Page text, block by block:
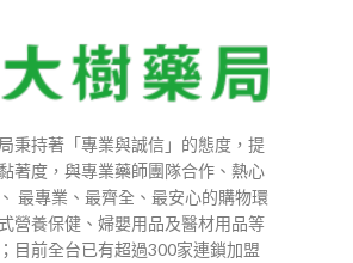
秉持著「專業與誠信」的態度，提
著度，與專業藥師團隊合作、熱心
最專業、最齊全、最安心的購物環
營養保健、婦嬰用品及醫材用品等
目前全台已有超過300家連鎖加盟